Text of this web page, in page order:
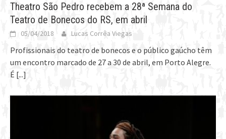
Theatro São Pedro recebem a 28ª Semana do
Teatro de Bonecos do RS, em abril
05/04/2018 Lucas Corrêa Viegas
Profissionais do teatro de bonecos e o público gaúcho têm
um encontro marcado de 27 a 30 de abril, em Porto Alegre.
É [...]